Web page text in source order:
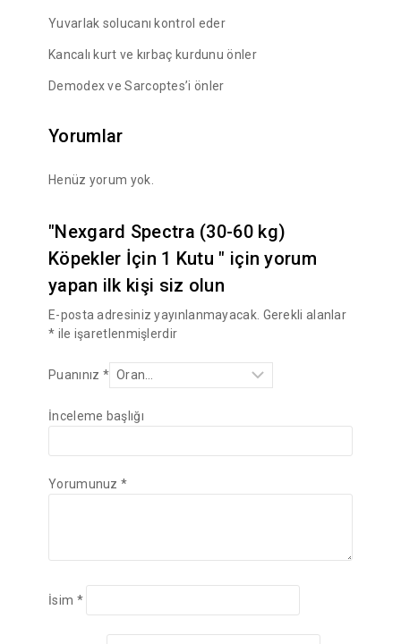
Yuvarlak solucanı kontrol eder
Kancalı kurt ve kırbaç kurdunu önler
Demodex ve Sarcoptes’i önler
Yorumlar
Henüz yorum yok.
"Nexgard Spectra (30-60 kg)
Köpekler İçin 1 Kutu " için yorum
yapan ilk kişi siz olun
E-posta adresiniz yayınlanmayacak. Gerekli alanlar
* ile işaretlenmişlerdir
Puanınız *
İnceleme başlığı
Yorumunuz*
İsim *